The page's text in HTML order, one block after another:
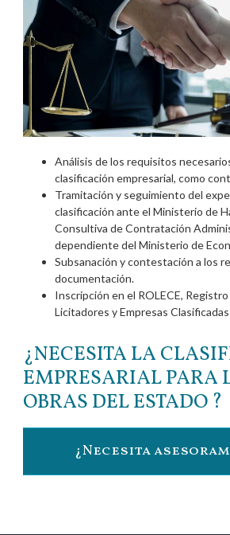
Análisis de los requisitos
clasificación empresarial, como
Tramitación y seguimiento del
clasificación ante el Ministerio de
Consultiva de Contratación
dependiente del Ministerio de
Subsanación y contestación a los
documentación.
Inscripción en el ROLECE,
Licitadores y Empresas
¿NECESITA LA
EMPRESARIAL PARA
OBRAS DEL ESTADO ?
¿Necesita